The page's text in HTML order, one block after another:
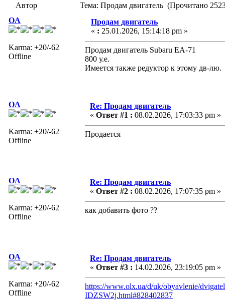
Автор
Тема: Продам двигатель (Прочитано
OA
Karma: +20/-62
Offline
Продам двигатель
« : 25.01.2026, 15:14:18 pm »
Продам двигатель Subaru EA-71
800 у.е.
Имеется также редуктор к этому дв-лю.
OA
Karma: +20/-62
Offline
Re: Продам двигатель
« Ответ #1 : 08.02.2026, 17:03:33 pm »
Продается
OA
Karma: +20/-62
Offline
Re: Продам двигатель
« Ответ #2 : 08.02.2026, 17:07:35 pm »
как добавить фото ??
OA
Karma: +20/-62
Offline
Re: Продам двигатель
« Ответ #3 : 14.02.2026, 23:19:05 pm »
https://www.olx.ua/d/uk/obyavlenie/
IDZSW2j.html#828402837